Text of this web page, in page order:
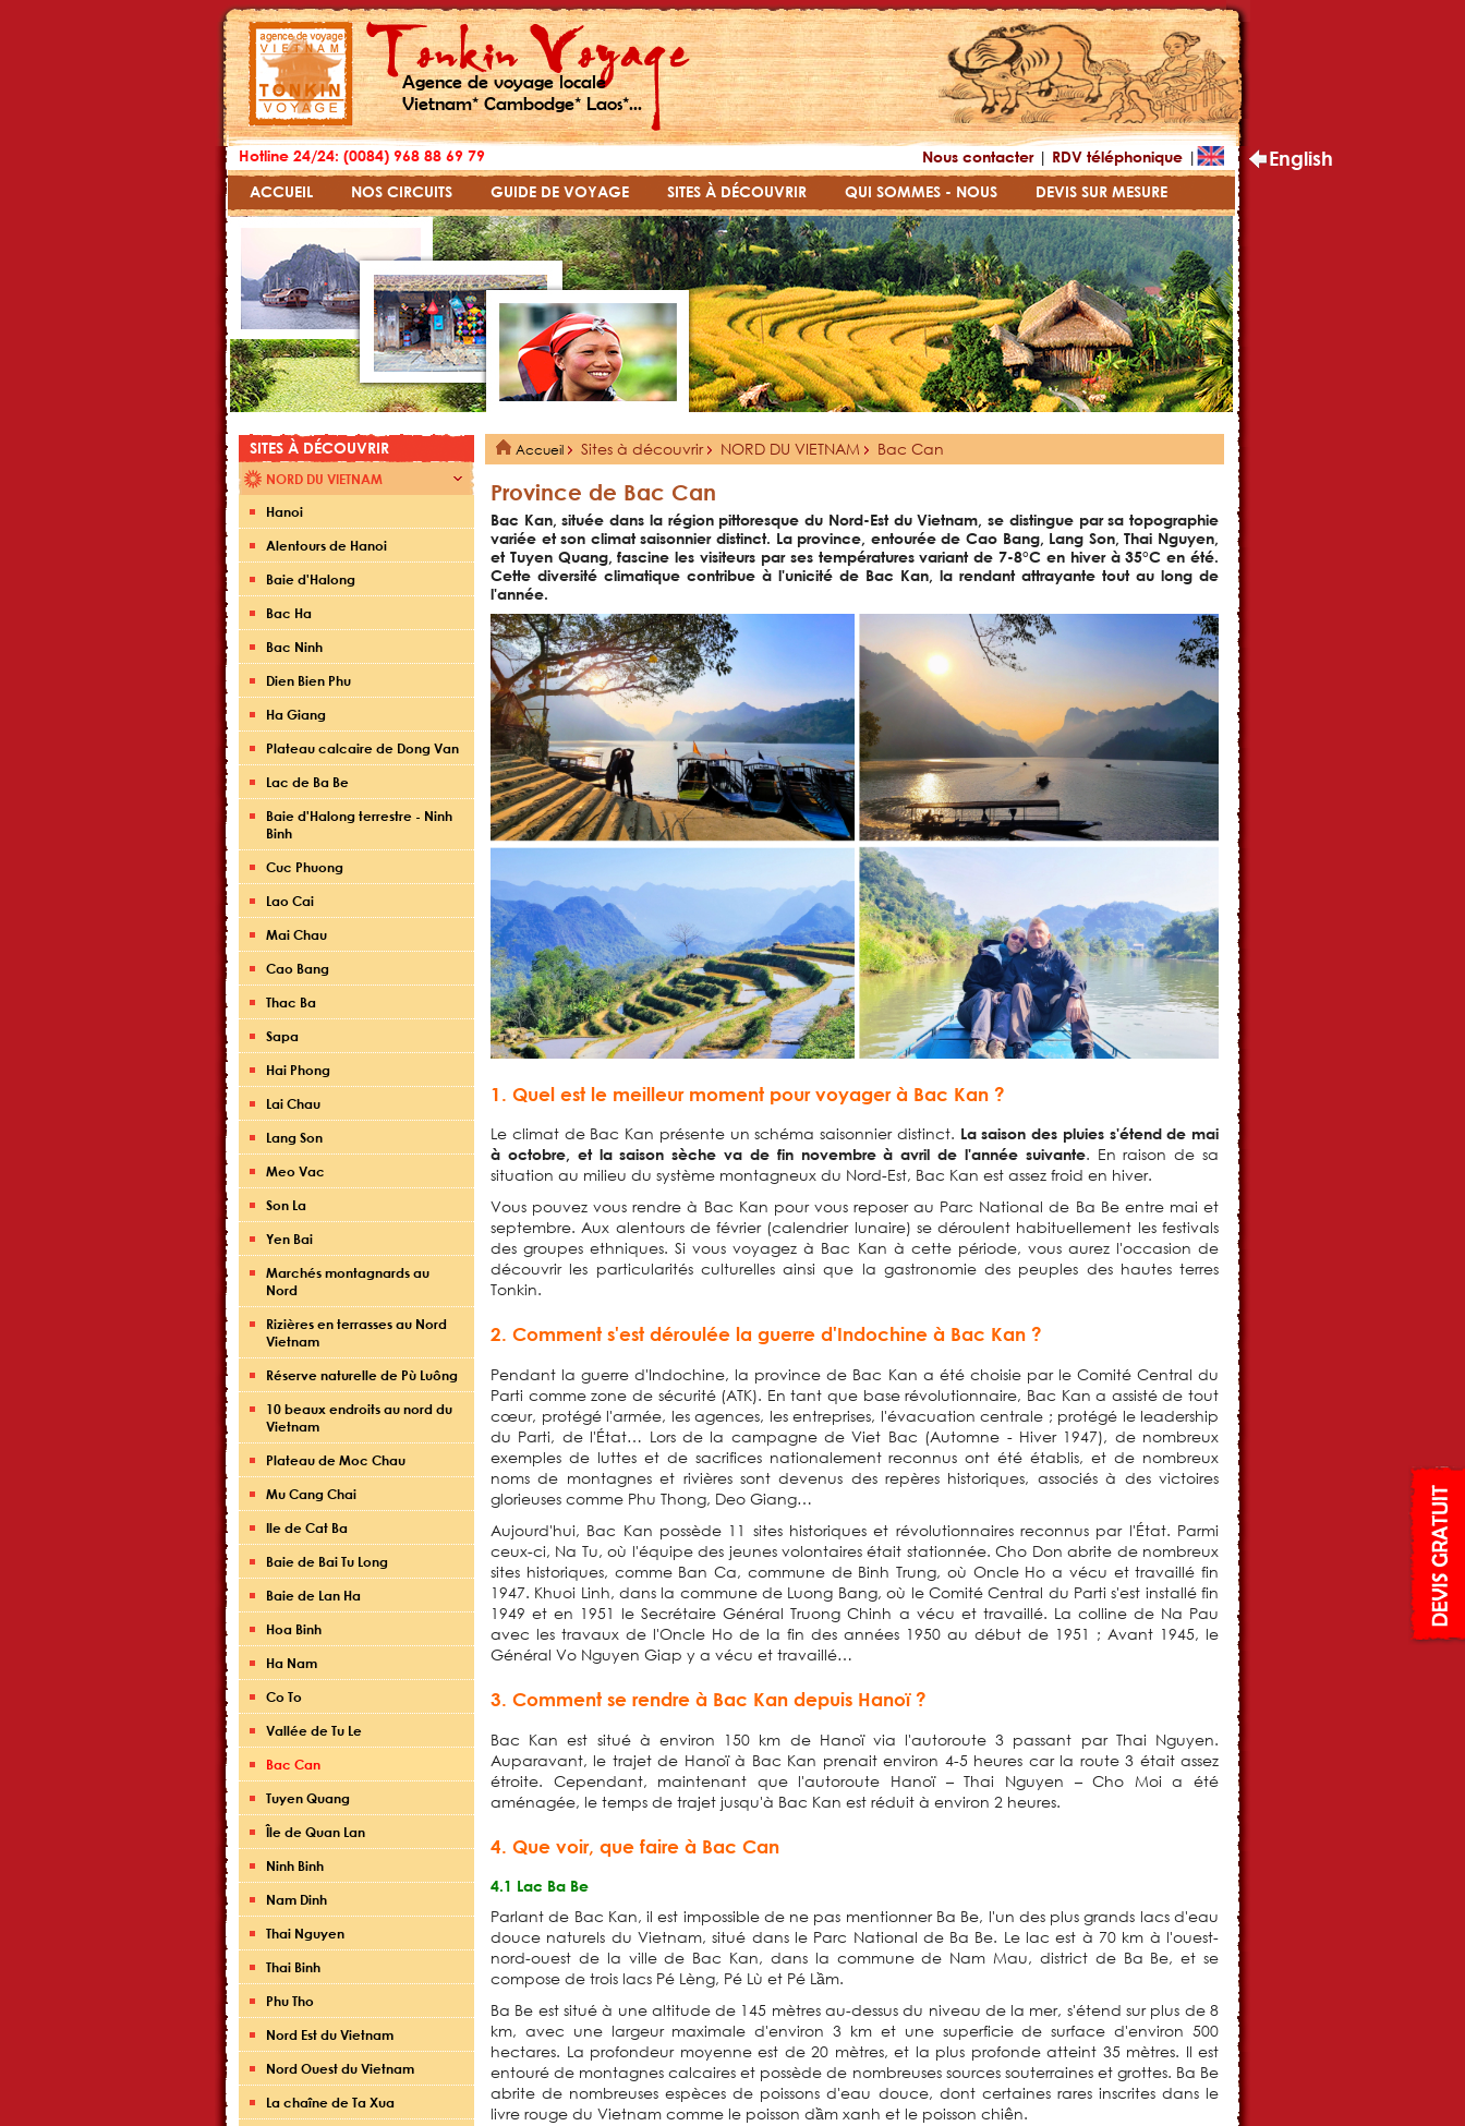
Agence de voyage locale
Vietnam* Cambodge* Laos*...
Nous contacter| RDV téléphonique | English
Hotline 24/24: (0084) 968 88 69 79
ACCUEIL
NOS CIRCUITS GUIDE DE VOYAGE SITES À DÉCOUVRIR QUI SOMMES - NOUS DEVIS SUR MESURE
SITES À DÉCOUVRIR
NORD DU VIETNAM
Hanoi
Alentours de Hanoi
Baie d'Halong
Bac Ha
Bac Ninh
Dien Bien Phu
Ha Giang
Plateau calcaire de Dong Van
Lac de Ba Be
Baie d'Halong terrestre - Ninh
Binh
Cuc Phuong
Lao Cai
Mai Chau
Cao Bang
Thac Ba
Sapa
Hai Phong
Lai Chau
Lang Son
Meo Vac
Son La
Yen Bai
Marchés montagnards au
Nord
Rizières en terrasses au Nord
Vietnam
Réserve naturelle de Pù Luông
10 beaux endroits au nord du
Vietnam
Plateau de Moc Chau
Mu Cang Chai
Ile de Cat Ba
Baie de Bai Tu Long
Baie de Lan Ha
Hoa Binh
Ha Nam
Co To
Vallée de Tu Le
Bac Can
Tuyen Quang
Île de Quan Lan
Ninh Binh
Nam Dinh
Thai Nguyen
Thai Binh
Phu Tho
Nord Est du Vietnam
Nord Ouest du Vietnam
La chaîne de Ta Xua
Accueil Sites à découvrir NORD DU VIETNAM Bac Can
Province de Bac Can
Bac Kan, située dans la région pittoresque du Nord-Est du Vietnam, se distingue par sa topographie
variée et son climat saisonnier distinct. La province, entourée de Cao Bang, Lang Son, Thai Nguyen,
et Tuyen Quang, fascine les visiteurs par ses températures variant de 7-8°C en hiver à 35°C en été.
Cette diversité climatique contribue à l'unicité de Bac Kan, la rendant attrayante tout au long de
l'année.
1. Quel est le meilleur moment pour voyager à Bac Kan ?
Le climat de Bac Kan présente un schéma saisonnier distinct. La saison des pluies s'étend de mai
à octobre, et la saison sèche va de fin novembre à avril de l'année suivante. En raison de sa
situation au milieu du système montagneux du Nord-Est, Bac Kan est assez froid en hiver.
Vous pouvez vous rendre à Bac Kan pour vous reposer au Parc National de Ba Be entre mai et
septembre. Aux alentours de février (calendrier lunaire) se déroulent habituellement les festivals
des groupes ethniques. Si vous voyagez à Bac Kan à cette période, vous aurez l'occasion de
découvrir les particularités culturelles ainsi que la gastronomie des peuples des hautes terres
Tonkin.
2. Comment s'est déroulée la guerre d'Indochine à Bac Kan ?
Pendant la guerre d'Indochine, la province de Bac Kan a été choisie par le Comité Central du
Parti comme zone de sécurité (ATK). En tant que base révolutionnaire, Bac Kan a assisté de tout
cœur, protégé l'armée, les agences, les entreprises, l'évacuation centrale ; protégé le leadership
du Parti, de l'État… Lors de la campagne de Viet Bac (Automne - Hiver 1947), de nombreux
exemples de luttes et de sacrifices nationalement reconnus ont été établis, et de nombreux
noms de montagnes et rivières sont devenus des repères historiques, associés à des victoires
glorieuses comme Phu Thong, Deo Giang…
Aujourd'hui, Bac Kan possède 11 sites historiques et révolutionnaires reconnus par l'État. Parmi
ceux-ci, Na Tu, où l'équipe des jeunes volontaires était stationnée. Cho Don abrite de nombreux
sites historiques, comme Ban Ca, commune de Binh Trung, où Oncle Ho a vécu et travaillé fin
1947. Khuoi Linh, dans la commune de Luong Bang, où le Comité Central du Parti s'est installé fin
1949 et en 1951 le Secrétaire Général Truong Chinh a vécu et travaillé. La colline de Na Pau
avec les travaux de l'Oncle Ho de la fin des années 1950 au début de 1951 ; Avant 1945, le
Général Vo Nguyen Giap y a vécu et travaillé…
3. Comment se rendre à Bac Kan depuis Hanoï ?
Bac Kan est situé à environ 150 km de Hanoï via l'autoroute 3 passant par Thai Nguyen.
Auparavant, le trajet de Hanoï à Bac Kan prenait environ 4-5 heures car la route 3 était assez
étroite. Cependant, maintenant que l'autoroute Hanoï – Thai Nguyen – Cho Moi a été
aménagée, le temps de trajet jusqu'à Bac Kan est réduit à environ 2 heures.
4. Que voir, que faire à Bac Can
4.1 Lac Ba Be
Parlant de Bac Kan, il est impossible de ne pas mentionner Ba Be, l'un des plus grands lacs d'eau
douce naturels du Vietnam, situé dans le Parc National de Ba Be. Le lac est à 70 km à l'ouest-
nord-ouest de la ville de Bac Kan, dans la commune de Nam Mau, district de Ba Be, et se
compose de trois lacs Pé Lèng, Pé Lù et Pé Lầm.
Ba Be est situé à une altitude de 145 mètres au-dessus du niveau de la mer, s'étend sur plus de 8
km, avec une largeur maximale d'environ 3 km et une superficie de surface d'environ 500
hectares. La profondeur moyenne est de 20 mètres, et la plus profonde atteint 35 mètres. Il est
entouré de montagnes calcaires et possède de nombreuses sources souterraines et grottes. Ba Be
abrite de nombreuses espèces de poissons d'eau douce, dont certaines rares inscrites dans le
livre rouge du Vietnam comme le poisson dầm xanh et le poisson chiên.